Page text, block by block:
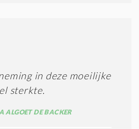
in deze moeilijke
sterkte.
ALGOET DE BACKER